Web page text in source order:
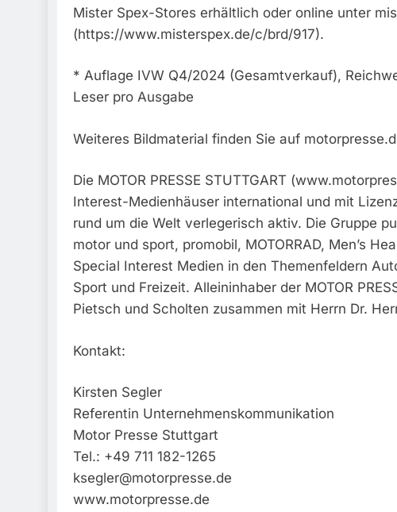
Mister Spex-Stores erhältlich oder online unter
(https://www.misterspex.de/c/brd/917).
* Auflage IVW Q4/2024 (Gesamtverkauf),
Leser pro Ausgabe
Weiteres Bildmaterial finden Sie auf
Die MOTOR PRESSE STUTTGART
Interest-Medienhäuser international und mit
rund um die Welt verlegerisch aktiv. Die Gruppe
motor und sport, promobil, MOTORRAD, Men’s
Special Interest Medien in den Themenfeldern
Sport und Freizeit. Alleininhaber der MOTOR
Pietsch und Scholten zusammen mit Herrn Dr.
Kontakt:
Kirsten Segler
Referentin Unternehmenskommunikation
Motor Presse Stuttgart
Tel.: +49 711 182-1265
ksegler@motorpresse.de
www.motorpresse.de